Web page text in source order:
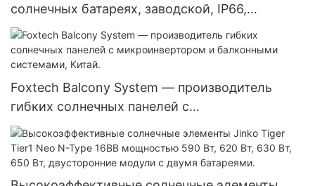
солнечных батареях, заводской, IP66,
сверхъяркий, 50 Вт, 60 Вт, 80E, 100 Вт, 120 Вт,
«все в одном».
Foxtech Balcony System — производитель
гибких солнечных панелей с
микроинвертором и балконными системами,
Китай.